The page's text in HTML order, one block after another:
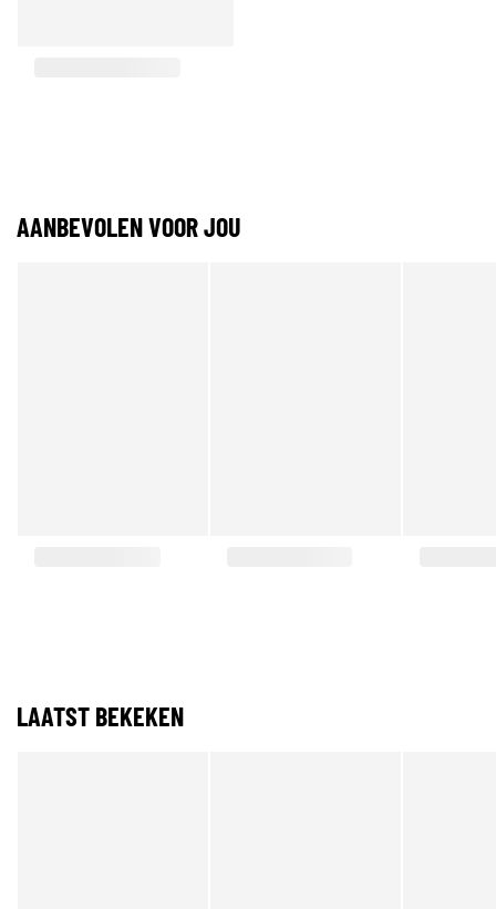
AANBEVOLEN VOOR JOU
LAATST BEKEKEN